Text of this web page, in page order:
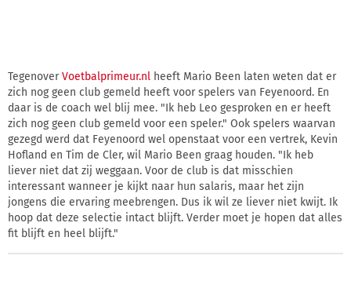
TegenoverVoetbalprimeur.nl heeft Mario Been laten weten dat er
zich nog geen club gemeld heeft voor spelers van Feyenoord. En
daar is de coach wel blij mee. "Ik heb Leo gesproken en er heeft
zich nog geen club gemeld voor een speler." Ook spelers waarvan
gezegd werd dat Feyenoord wel openstaat voor een vertrek, Kevin
Hofland en Tim de Cler, wil Mario Been graag houden. "Ik heb
liever niet dat zij weggaan. Voor de club is dat misschien
interessant wanneer je kijkt naar hun salaris, maar het zijn
jongens die ervaring meebrengen. Dus ik wil ze liever niet kwijt. Ik
hoop dat deze selectie intact blijft. Verder moet je hopen dat alles
fit blijft en heel blijft."